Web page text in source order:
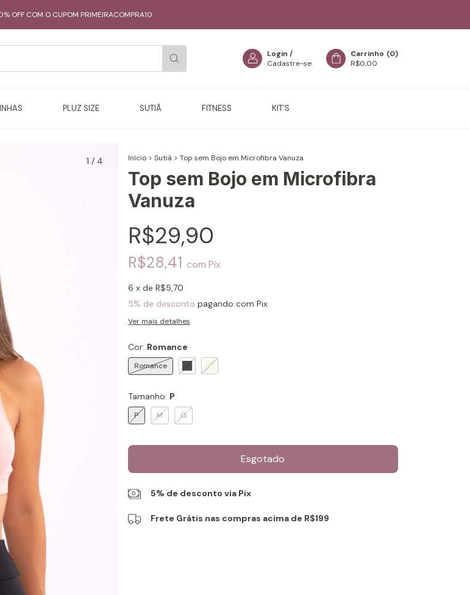
OFF COM O CUPOM PRIMEIRACOMPRA10
Login /
Cadastre-se
Carrinho (0)
R$0,00
PLUZ SIZE SUTIÃ FITNESS KIT´S
1 / 4 Início > Sutiã > Top sem Bojo em Microfibra Vanuza
Top sem Bojo em Microfibra
Vanuza
R$29,90
R$28,41 com Pix
6 x de R$5,70
5% de desconto pagando com Pix
Ver mais detalhes
Cor: Romance
Romance
Tamanho: P
P M G
5% de desconto via Pix
Frete Grátis nas compras acima de R$199